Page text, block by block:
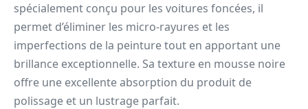
spécialement conçu pour les voitures foncées, il
permet d’éliminer les micro-rayures et les
imperfections de la peinture tout en apportant une
brillance exceptionnelle. Sa texture en mousse noire
offre une excellente absorption du produit de
polissage et un lustrage parfait.